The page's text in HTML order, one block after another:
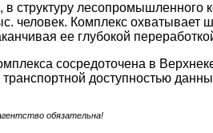
структуру лесопромышленного
человек. Комплекс охватывает
ее глубокой
сосредоточена в
доступностью
обязательна!